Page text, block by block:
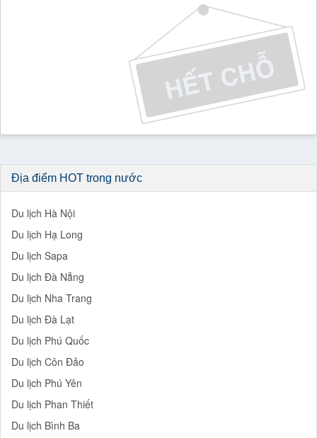
Địa điểm HOT trong nước
Du lịch Hà Nội
Du lịch Hạ Long
Du lịch Sapa
Du lịch Đà Nẵng
Du lịch Nha Trang
Du lịch Đà Lạt
Du lịch Phú Quốc
Du lịch Côn Đảo
Du lịch Phú Yên
Du lịch Phan Thiết
Du lịch Bình Ba